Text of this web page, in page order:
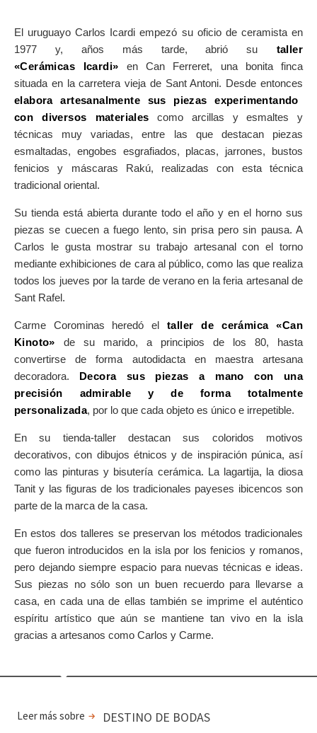
El uruguayo Carlos Icardi empezó su oficio de ceramista en
1977 y, años más tarde, abrió su taller
«Cerámicas Icardi» en Can Ferreret, una bonita finca
situada en la carretera vieja de Sant Antoni. Desde entonces
elabora artesanalmente sus piezas experimentando
con diversos materiales como arcillas y esmaltes y
técnicas muy variadas, entre las que destacan piezas
esmaltadas, engobes esgrafiados, placas, jarrones, bustos
fenicios y máscaras Rakú, realizadas con esta técnica
tradicional oriental.
Su tienda está abierta durante todo el año y en el horno sus
piezas se cuecen a fuego lento, sin prisa pero sin pausa. A
Carlos le gusta mostrar su trabajo artesanal con el torno
mediante exhibiciones de cara al público, como las que realiza
todos los jueves por la tarde de verano en la feria artesanal de
Sant Rafel.
Carme Corominas heredó eltaller de cerámica «Can
Kinoto»de su marido, a principios de los 80, hasta
convertirse de forma autodidacta en maestra artesana
decoradora. Decora sus piezas a mano con una
precisión admirable y de forma totalmente
personalizada, por lo que cada objeto es único e irrepetible.
En su tienda-taller destacan sus coloridos motivos
decorativos, con dibujos étnicos y de inspiración púnica, así
como las pinturas y bisutería cerámica. La lagartija, la diosa
Tanit y las figuras de los tradicionales payeses ibicencos son
parte de la marca de la casa.
En estos dos talleres se preservan los métodos tradicionales
que fueron introducidos en la isla por los fenicios y romanos,
pero dejando siempre espacio para nuevas técnicas e ideas.
Sus piezas no sólo son un buen recuerdo para llevarse a
casa, en cada una de ellas también se imprime el auténtico
espíritu artístico que aún se mantiene tan vivo en la isla
gracias a artesanos como Carlos y Carme.
Leer más sobre DESTINO DE BODAS